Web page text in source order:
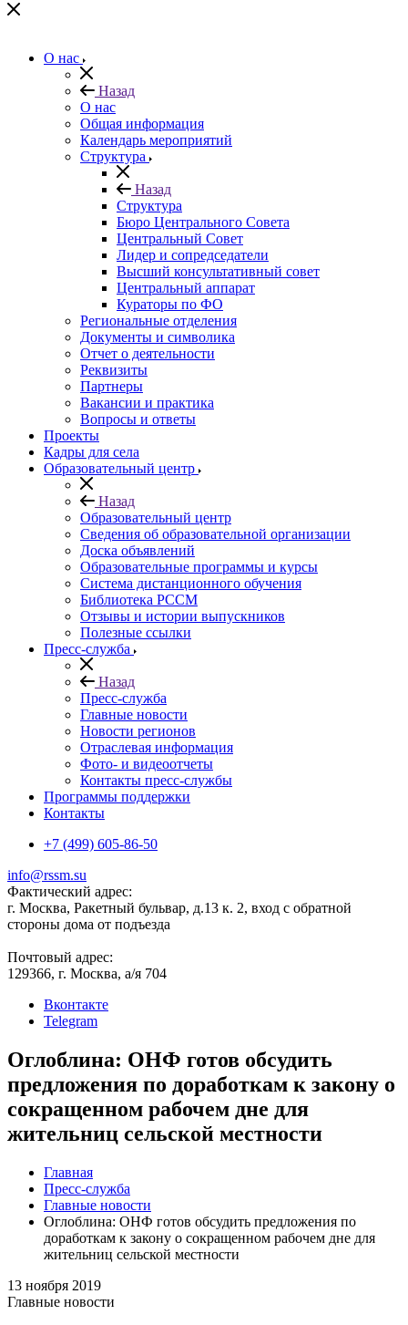
О нас
Назад
О нас
Общая информация
Календарь мероприятий
Структура
Назад
Структура
Бюро Центрального Совета
Центральный Совет
Лидер и сопредседатели
Высший консультативный совет
Центральный аппарат
Кураторы по ФО
Региональные отделения
Документы и символика
Отчет о деятельности
Реквизиты
Партнеры
Вакансии и практика
Вопросы и ответы
Проекты
Кадры для села
Образовательный центр
Назад
Образовательный центр
Сведения об образовательной организации
Доска объявлений
Образовательные программы и курсы
Система дистанционного обучения
Библиотека РССМ
Отзывы и истории выпускников
Полезные ссылки
Пресс-служба
Назад
Пресс-служба
Главные новости
Новости регионов
Отраслевая информация
Фото- и видеоотчеты
Контакты пресс-службы
Программы поддержки
Контакты
+7 (499) 605-86-50
info@rssm.su
Фактический адрес:
г. Москва, Ракетный бульвар, д.13 к. 2, вход с обратной
стороны дома от подъезда
Почтовый адрес:
129366, г. Москва, а/я 704
Вконтакте
Telegram
Оглоблина: ОНФ готов обсудить
предложения по доработкам к закону о
сокращенном рабочем дне для
жительниц сельской местности
Главная
Пресс-служба
Главные новости
Оглоблина: ОНФ готов обсудить предложения по
доработкам к закону о сокращенном рабочем дне для
жительниц сельской местности
13 ноября 2019
Главные новости